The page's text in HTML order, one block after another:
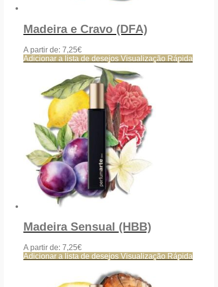
Madeira e Cravo (DFA)
A partir de: 7,25€
Adicionar a lista de desejos Visualização Rápida
Madeira Sensual (HBB)
A partir de: 7,25€
Adicionar a lista de desejos Visualização Rápida